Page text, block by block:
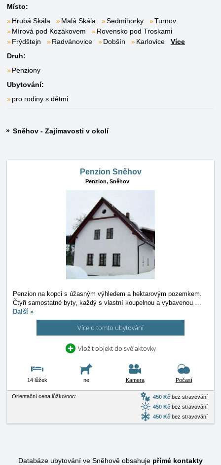
Místo:
Hrubá Skála
Malá Skála Sedmihorky
Turnov
Mírová pod Kozákovem
Rovensko pod Troskami
Frýdštejn
Radvánovice Dobšín Karlovice
Více
Druh:
Penziony
Ubytování:
pro rodiny s dětmi
Sněhov - Zajímavosti v okolí
Penzion Sněhov
Penzion, Sněhov
Penzion na kopci s úžasným výhledem a hektarovým pozemkem.
Čtyři samostatné byty, každý s vlastní koupelnou a vybavenou …
Další »
Více o tomto ubytování
Vložit objekt do své aktovky
14 lůžek ne Kamera Počasí
Orientační cena lůžko/noc: 450 Kč bez stravování
450 Kč bez stravování
450 Kč bez stravování
Databáze ubytování ve Sněhově obsahuje přímé kontakty